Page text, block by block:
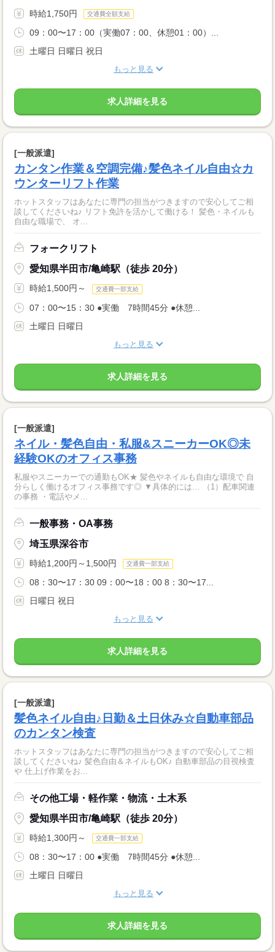
時給1,750円 交通費全額支給
09：00〜17：00（実働07：00、休憩01：00）...
土曜日 日曜日 祝日
もっと見る
求人詳細を見る
[一般派遣]
カンタン作業＆空調完備♪髪色ネイル自由☆カ
ウンターリフト作業
ホットスタッフはあなたに専門の担当がつきますので安心してご相
談してくださいね♪ リフト免許を活かして働ける！ 髪色・ネイルも
自由な職場で、 オ...
フォークリフト
愛知県半田市/亀崎駅（徒歩 20分）
時給1,500円～ 交通費一部支給
07：00〜15：30 ●実働 7時間45分 ●休憩...
土曜日 日曜日
もっと見る
求人詳細を見る
[一般派遣]
ネイル・髪色自由・私服&スニーカーOK◎未
経験OKのオフィス事務
私服やスニーカーでの通勤もOK★ 髪色やネイルも自由な環境で 自
分らしく働けるオフィス事務です◎ ▼具体的には… （1）配車関連
の事務 ・電話やメ...
一般事務・OA事務
埼玉県深谷市
時給1,200円～1,500円 交通費一部支給
08：30〜17：30 09：00〜18：00 8：30〜17...
日曜日 祝日
もっと見る
求人詳細を見る
[一般派遣]
髪色ネイル自由♪日勤＆土日休み☆自動車部品
のカンタン検査
ホットスタッフはあなたに専門の担当がつきますので安心してご相
談してくださいね♪ 髪色自由＆ネイルもOK♪ 自動車部品の目視検査
や 仕上げ作業をお...
その他工場・軽作業・物流・土木系
愛知県半田市/亀崎駅（徒歩 20分）
時給1,300円～ 交通費一部支給
08：30〜17：00 ●実働 7時間45分 ●休憩...
土曜日 日曜日
もっと見る
求人詳細を見る